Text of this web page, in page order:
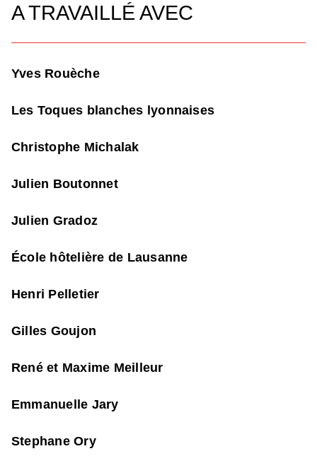
A TRAVAILLÉ AVEC
Yves Rouèche
Les Toques blanches lyonnaises
Christophe Michalak
Julien Boutonnet
Julien Gradoz
École hôtelière de Lausanne
Henri Pelletier
Gilles Goujon
René et Maxime Meilleur
Emmanuelle Jary
Stephane Ory